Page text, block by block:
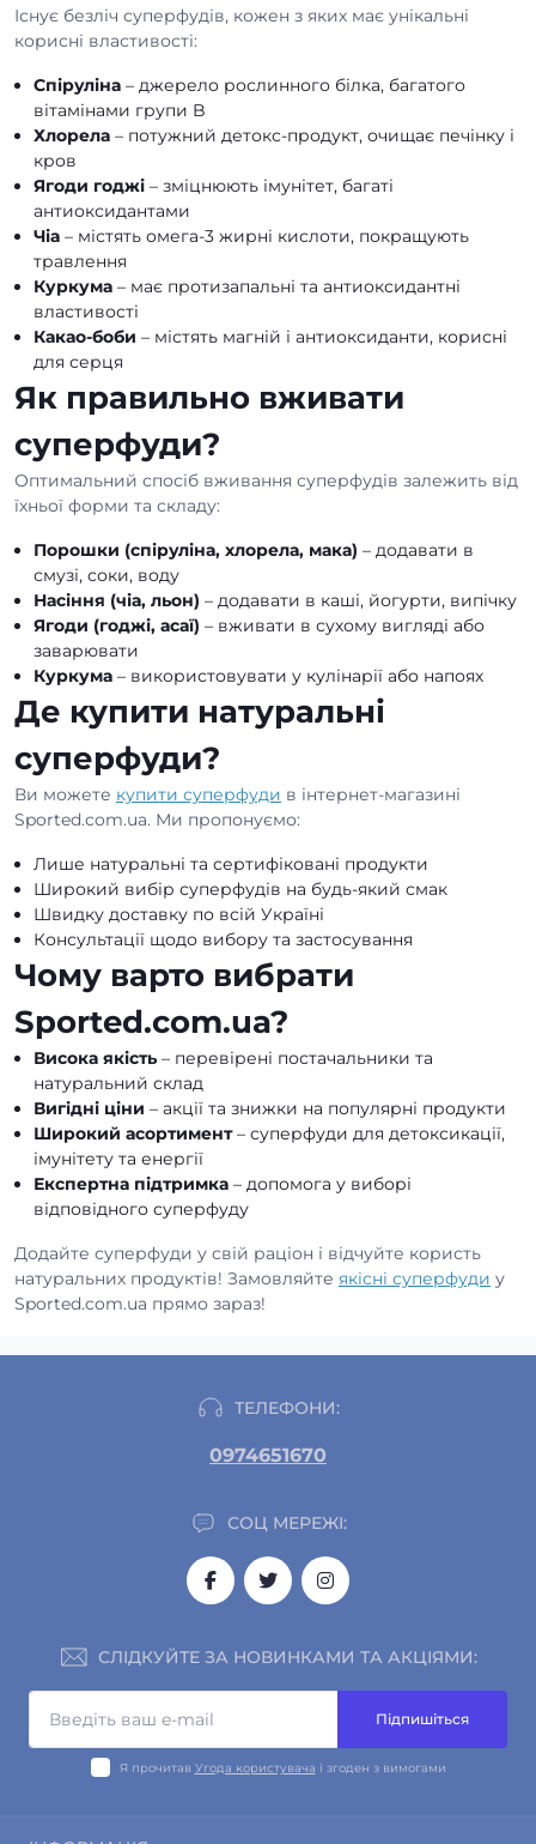
Існує безліч суперфудів, кожен з яких має унікальні
корисні властивості:
Спіруліна – джерело рослинного білка, багатого
вітамінами групи B
Хлорела – потужний детокс-продукт, очищає печінку і
кров
Ягоди годжі – зміцнюють імунітет, багаті
антиоксидантами
Чіа – містять омега-3 жирні кислоти, покращують
травлення
Куркума – має протизапальні та антиоксидантні
властивості
Какао-боби – містять магній і антиоксиданти, корисні
для серця
Як правильно вживати
суперфуди?
Оптимальний спосіб вживання суперфудів залежить від
їхньої форми та складу:
Порошки (спіруліна, хлорела, мака) – додавати в
смузі, соки, воду
Насіння (чіа, льон) – додавати в каші, йогурти, випічку
Ягоди (годжі, асаї) – вживати в сухому вигляді або
заварювати
Куркума – використовувати у кулінарії або напоях
Де купити натуральні
суперфуди?
Ви можете купити суперфуди в інтернет-магазині
Sported.com.ua. Ми пропонуємо:
Лише натуральні та сертифіковані продукти
Широкий вибір суперфудів на будь-який смак
Швидку доставку по всій Україні
Консультації щодо вибору та застосування
Чому варто вибрати
Sported.com.ua?
Висока якість– перевірені постачальники та
натуральний склад
Вигідні ціни – акції та знижки на популярні продукти
Широкий асортимент– суперфуди для детоксикації,
імунітету та енергії
Експертна підтримка – допомога у виборі
відповідного суперфуду
Додайте суперфуди у свій раціон і відчуйте користь
натуральних продуктів! Замовляйте якісні суперфуди у
Sported.com.ua прямо зараз!
ТЕЛЕФОНИ:
0974651670
СОЦ МЕРЕЖІ:
СЛІДКУЙТЕ ЗА НОВИНКАМИ ТА АКЦІЯМИ:
Підпишіться
Я прочитав Угода користувача і згоден з вимогами